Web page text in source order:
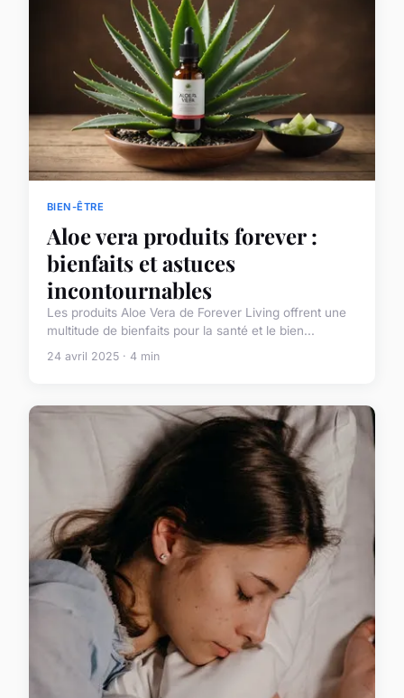
BIEN-ÊTRE
Aloe vera produits forever :
bienfaits et astuces
incontournables
Les produits Aloe Vera de Forever Living offrent une
multitude de bienfaits pour la santé et le bien...
24 avril 2025 · 4 min